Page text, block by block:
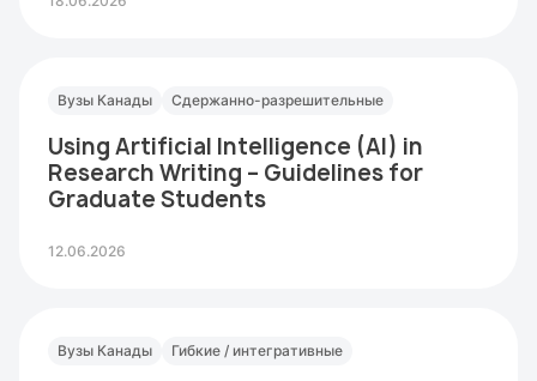
Вузы Канады Сдержанно-разрешительные
Using Artificial Intelligence (AI) in
Research Writing – Guidelines for
Graduate Students
12.06.2026
Вузы Канады Гибкие / интегративные